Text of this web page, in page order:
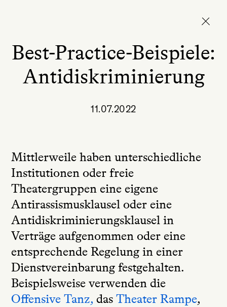
Best-Practice-Beispiele:
Antidiskriminierung
11.07.2022
Mittlerweile haben unterschiedliche
Institutionen oder freie
Theatergruppen eine eigene
Antirassismusklausel oder eine
Antidiskriminierungsklausel in
Verträge aufgenommen oder eine
entsprechende Regelung in einer
Dienstvereinbarung festgehalten.
Beispielsweise verwenden die
Offensive Tanz, dasTheater Rampe,